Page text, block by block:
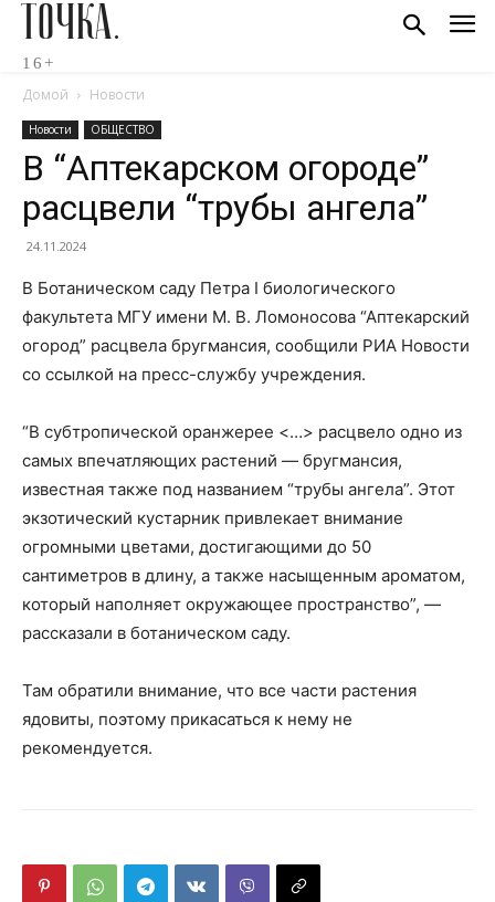
ТОЧКА.
16+
Домой Новости
Новости ОБЩЕСТВО
В “Аптекарском огороде”
расцвели “трубы ангела”
24.11.2024
В Ботаническом саду Петра I биологического
факультета МГУ имени М. В. Ломоносова “Аптекарский
огород” расцвела бругмансия, сообщили РИА Новости
со ссылкой на пресс-службу учреждения.
“В субтропической оранжерее <…> расцвело одно из
самых впечатляющих растений — бругмансия,
известная также под названием “трубы ангела”. Этот
экзотический кустарник привлекает внимание
огромными цветами, достигающими до 50
сантиметров в длину, а также насыщенным ароматом,
который наполняет окружающее пространство”, —
рассказали в ботаническом саду.
Там обратили внимание, что все части растения
ядовиты, поэтому прикасаться к нему не
рекомендуется.